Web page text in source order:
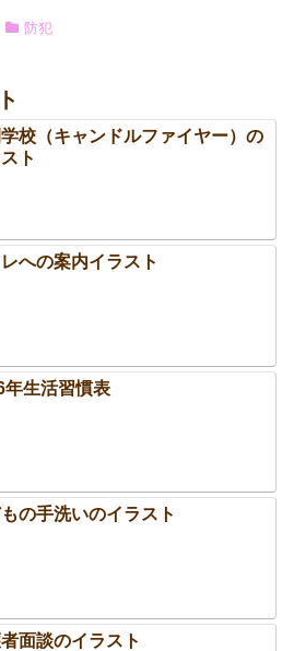
防犯
校（キャンドルファイヤー）の
ト
レへの案内イラスト
年生活習慣表
の手洗いのイラスト
面談のイラスト